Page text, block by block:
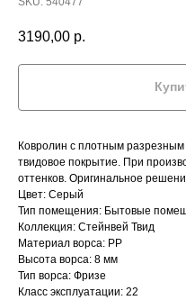
3190,00 р.
Ковролин с плотным
твидовое покрытие. При
оттенков. Оригинальное
Цвет: Серый
Тип помещения: Бытовые
Коллекция: Стейнвей Твид
Материал ворса: PP
Высота ворса: 8 мм
Тип ворса: Фризе
Класс эксплуатации: 22